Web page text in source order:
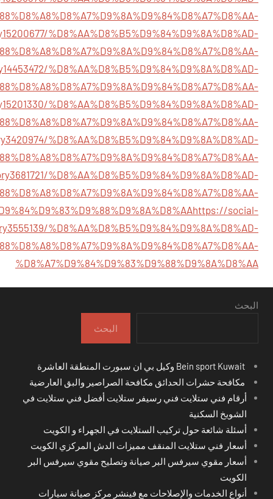
%D8%AA%D8%B5%D9%84%D9%8A%D8%AD-
%D8%AA%D8%B5%D9%84%D9%8A%D8%AD-
%D8%AA%D8%B5%D9%84%D9%8A%D8%AD-
%D8%AA%D8%B5%D9%84%D9%8A%D8%AD-
%D8%AA%D8%B5%D9%84%D9%8A%D8%AD-
https://social-
%D8%AA%D8%B5%D9%84%D9%8A%D8%AD-
%D8%A7%D9%84%D9%83%D9%88%D9%8A%D8%AA
البحث
البحث
مكافحة حشرات الحدائق مكافحة الصراصير والبق العارضية
أرقام فني ستلايت فني رسيفر ستلايت أفضل فني ستلايت في
الشويخ السكنية
أسئلة شائعة حول تركيب الستلايت في الجهراء و الكويت
أسعار فني ستلايت المنقف مميزات الدش المركزي الكويت
أسعار مقوي سيرفس البر صيانة وتصليح مقوي سيرفس البر
الكويت
أنواع الخدمات والإصلاحات مع فينشر مركز صيانة سيارات